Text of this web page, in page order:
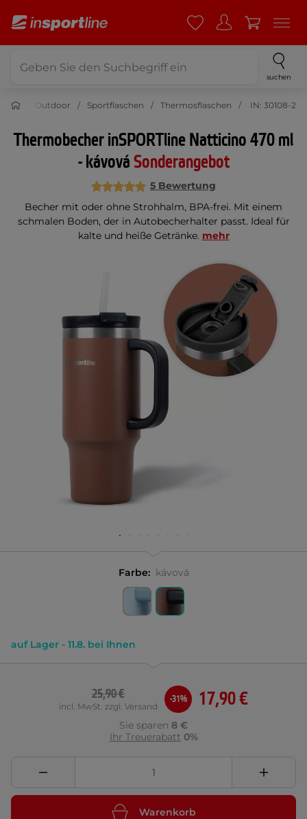
suchen
Outdoor Sportflaschen Thermosflaschen IN: 30108-2
Thermobecher inSPORTline Natticino 470 ml
- kávováSonderangebot
5 Bewertung
Becher mit oder ohne Strohhalm, BPA-frei. Mit einem
schmalen Boden, der in Autobecherhalter passt. Ideal für
kalte und heiße Getränke. mehr
Farbe: kávová
auf Lager - 11.8. bei Ihnen
17,90 €
25,90 €
incl. MwSt. zzgl. Versand
-31%
Sie sparen 8 €
Ihr Treuerabatt 0%
Warenkorb